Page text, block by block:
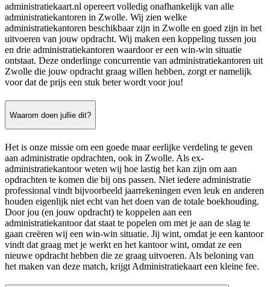
administratiekaart.nl opereert volledig onafhankelijk van alle
administratiekantoren in Zwolle. Wij zien welke
administratiekantoren beschikbaar zijn in Zwolle en goed zijn in het
uitvoeren van jouw opdracht. Wij maken een koppeling tussen jou
en drie administratiekantoren waardoor er een win-win situatie
ontstaat. Deze onderlinge concurrentie van administratiekantoren uit
Zwolle die jouw opdracht graag willen hebben, zorgt er namelijk
voor dat de prijs een stuk beter wordt voor jou!
Waarom doen jullie dit?
Het is onze missie om een goede maar eerlijke verdeling te geven
aan administratie opdrachten, ook in Zwolle. Als ex-
administratiekantoor weten wij hoe lastig het kan zijn om aan
opdrachten te komen die bij ons passen. Niet iedere administratie
professional vindt bijvoorbeeld jaarrekeningen even leuk en anderen
houden eigenlijk niet echt van het doen van de totale boekhouding.
Door jou (en jouw opdracht) te koppelen aan een
administratiekantoor dat staat te popelen om met je aan de slag te
gaan creëren wij een win-win situatie. Jij wint, omdat je een kantoor
vindt dat graag met je werkt en het kantoor wint, omdat ze een
nieuwe opdracht hebben die ze graag uitvoeren. Als beloning van
het maken van deze match, krijgt Administratiekaart een kleine fee.